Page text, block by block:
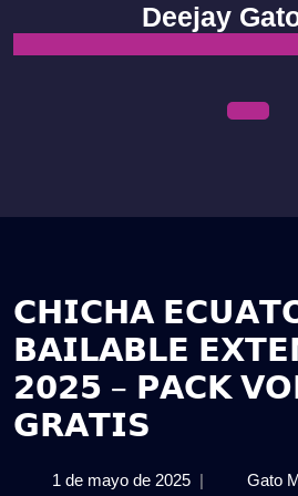
content
Deejay
𝗖𝗛𝗜𝗖𝗛𝗔
𝗕𝗔𝗜𝗟𝗔𝗕𝗟𝗘
𝟮𝟬𝟮𝟱 – 𝗣𝗔𝗖𝗞
𝗚𝗥𝗔𝗧𝗜𝗦
1 de mayo de 20251 | Gato